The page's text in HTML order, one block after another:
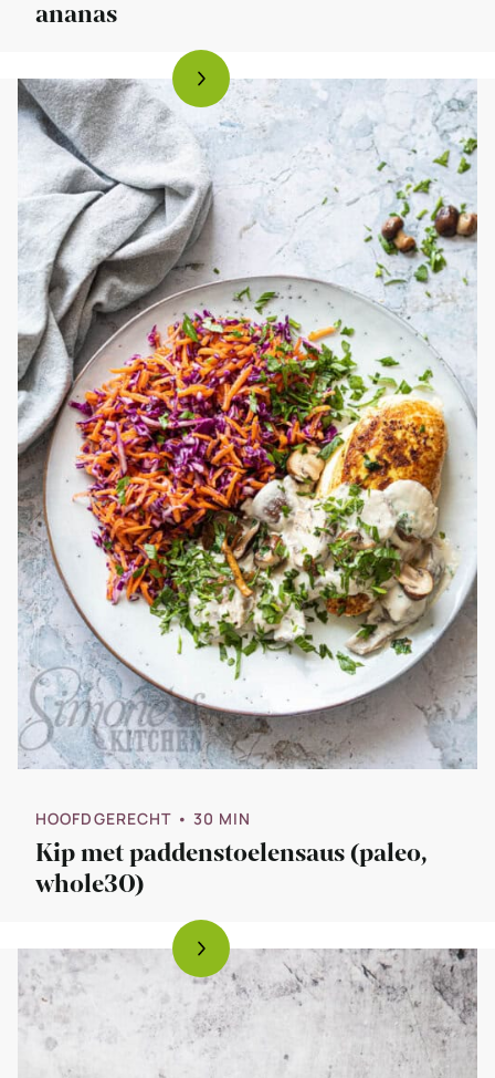
ananas
HOOFDGERECHT • 30 MIN
Kip met paddenstoelensaus (paleo,
whole30)